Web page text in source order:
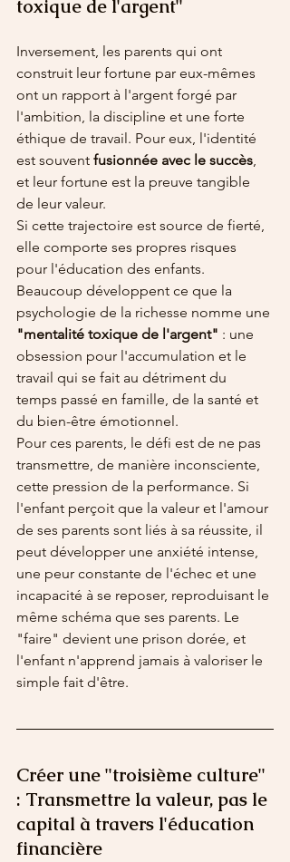
toxique de l'argent"
Inversement, les parents qui ont
construit leur fortune par eux-mêmes
ont un rapport à l'argent forgé par
l'ambition, la discipline et une forte
éthique de travail. Pour eux, l'identité
est souvent fusionnée avec le succès,
et leur fortune est la preuve tangible
de leur valeur.
Si cette trajectoire est source de fierté,
elle comporte ses propres risques
pour l'éducation des enfants.
Beaucoup développent ce que la
psychologie de la richesse nomme une
"mentalité toxique de l'argent" : une
obsession pour l'accumulation et le
travail qui se fait au détriment du
temps passé en famille, de la santé et
du bien-être émotionnel.
Pour ces parents, le défi est de ne pas
transmettre, de manière inconsciente,
cette pression de la performance. Si
l'enfant perçoit que la valeur et l'amour
de ses parents sont liés à sa réussite, il
peut développer une anxiété intense,
une peur constante de l'échec et une
incapacité à se reposer, reproduisant le
même schéma que ses parents. Le
"faire" devient une prison dorée, et
l'enfant n'apprend jamais à valoriser le
simple fait d'être.
Créer une "troisième culture"
: Transmettre la valeur, pas le
capital à travers l'éducation
financière